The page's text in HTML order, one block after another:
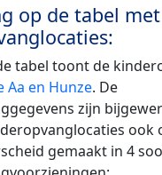
op de tabel met
tabel toont de
Aa en Hunze. De
zijn
ook
gemaakt in 4